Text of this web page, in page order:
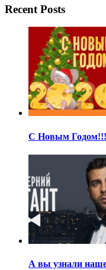
Recent Posts
С Новым
А вы узнали